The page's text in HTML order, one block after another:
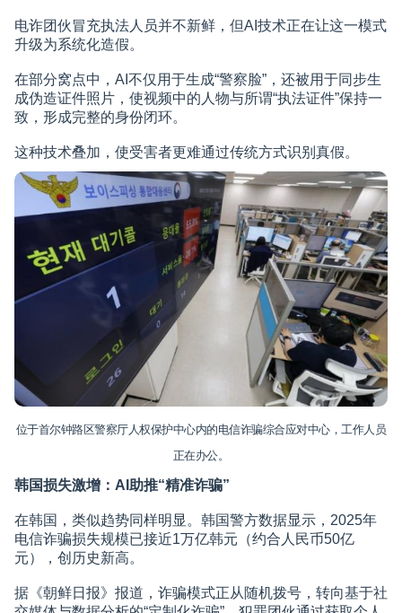
电诈团伙冒充执法人员并不新鲜，但AI技术正在让这一模式
升级为系统化造假。
在部分窝点中，AI不仅用于生成“警察脸”，还被用于同步生
成伪造证件照片，使视频中的人物与所谓“执法证件”保持一
致，形成完整的身份闭环。
这种技术叠加，使受害者更难通过传统方式识别真假。
位于首尔钟路区警察厅人权保护中心内的电信诈骗综合应对中心，工作人员
正在办公。
韩国损失激增：AI助推“精准诈骗”
在韩国，类似趋势同样明显。韩国警方数据显示，2025年
电信诈骗损失规模已接近1万亿韩元（约合人民币50亿
元），创历史新高。
据《朝鲜日报》报道，诈骗模式正从随机拨号，转向基于社